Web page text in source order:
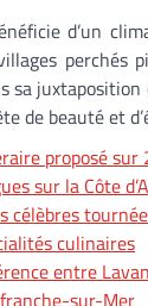
d’un
perchés
sa
de beauté et
proposé sur
sur la Côte
célèbres
culinaires
entre
sur-Mer